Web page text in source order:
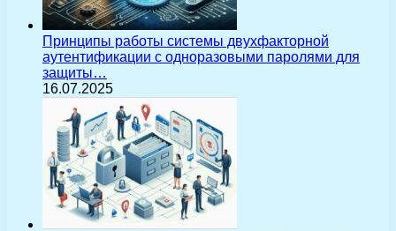
Принципы работы системы двухфакторной
аутентификации с одноразовыми паролями для
защиты…
16.07.2025